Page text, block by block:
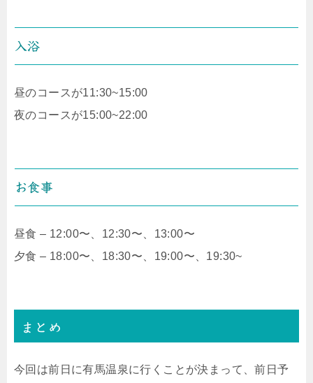
入浴
昼のコースが11:30~15:00
夜のコースが15:00~22:00
お食事
昼食 – 12:00〜、12:30〜、13:00〜
夕食 – 18:00〜、18:30〜、19:00〜、19:30~
まとめ
今回は前日に有馬温泉に行くことが決まって、前日予